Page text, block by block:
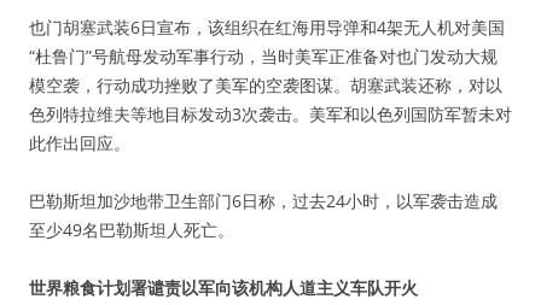
也门胡塞武装6日宣布，该组织在红海用导弹和4架无人机对美国
“杜鲁门”号航母发动军事行动，当时美军正准备对也门发动大规
模空袭，行动成功挫败了美军的空袭图谋。胡塞武装还称，对以
色列特拉维夫等地目标发动3次袭击。美军和以色列国防军暂未对
此作出回应。
巴勒斯坦加沙地带卫生部门6日称，过去24小时，以军袭击造成
至少49名巴勒斯坦人死亡。
世界粮食计划署谴责以军向该机构人道主义车队开火